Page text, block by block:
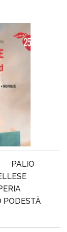
PALIO
PODESTÀ